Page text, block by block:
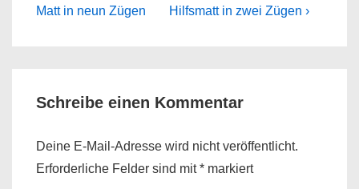
Post
Matt in neun Zügen
Post
Hilfsmatt in zwei Zügen ›
Schreibe einen Kommentar
Deine E-Mail-Adresse wird nicht veröffentlicht.
Erforderliche Felder sind mit* markiert